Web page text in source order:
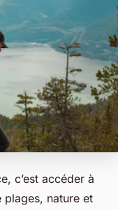
c’est accéder à
plages, nature et